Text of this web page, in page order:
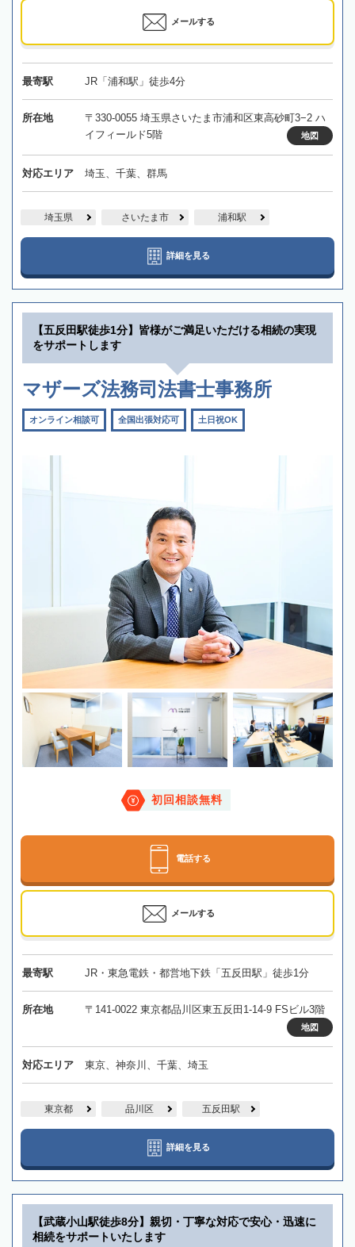
メールする
最寄駅 JR「浦和駅」徒歩4分
所在地
〒330-0055 埼玉県さいたま市浦和区東高砂町3−2 ハ
イフィールド5階
地図
対応エリア 埼玉、千葉、群馬
埼玉県 さいたま市 浦和駅
詳細を見る
【五反田駅徒歩1分】皆様がご満足いただける相続の実現
をサポートします
マザーズ法務司法書士事務所
オンライン相談可 全国出張対応可 土日祝OK
初回相談無料
電話する
メールする
最寄駅 JR・東急電鉄・都営地下鉄「五反田駅」徒歩1分
所在地 〒141-0022 東京都品川区東五反田1-14-9 FSビル3階
地図
対応エリア 東京、神奈川、千葉、埼玉
東京都 品川区 五反田駅
詳細を見る
【武蔵小山駅徒歩8分】親切・丁寧な対応で安心・迅速に
相続をサポートいたします